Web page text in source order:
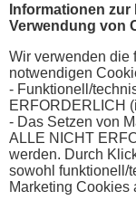
Informationen
Verwendung von
Wir verwenden die
notwendigen
- Funktionell/
ERFORDERLICH
- Das Setzen von
ALLE NICHT
werden. Durch
sowohl funktionell/
Marketing Cookies